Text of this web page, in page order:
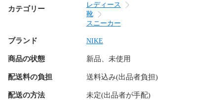
カテゴリー
レディース
靴
スニーカー
ブランド NIKE
商品の状態 新品、未使用
配送料の負担 送料込み(出品者負担)
配送の方法 未定(出品者が手配)